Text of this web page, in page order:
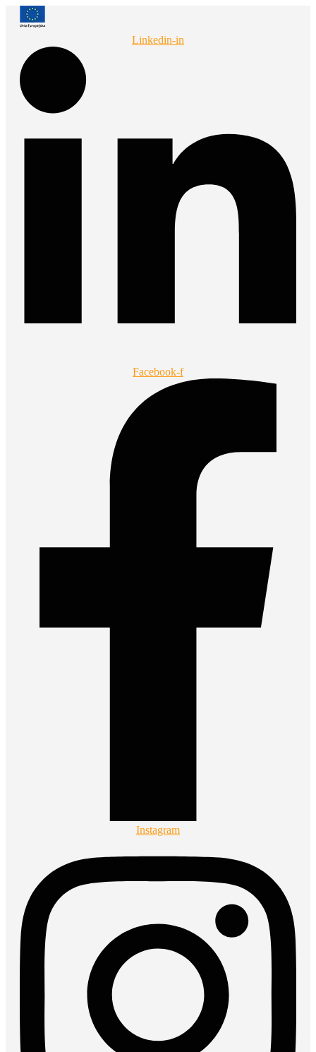
Przejdź
Linkedin-in
Facebook-f
Instagram